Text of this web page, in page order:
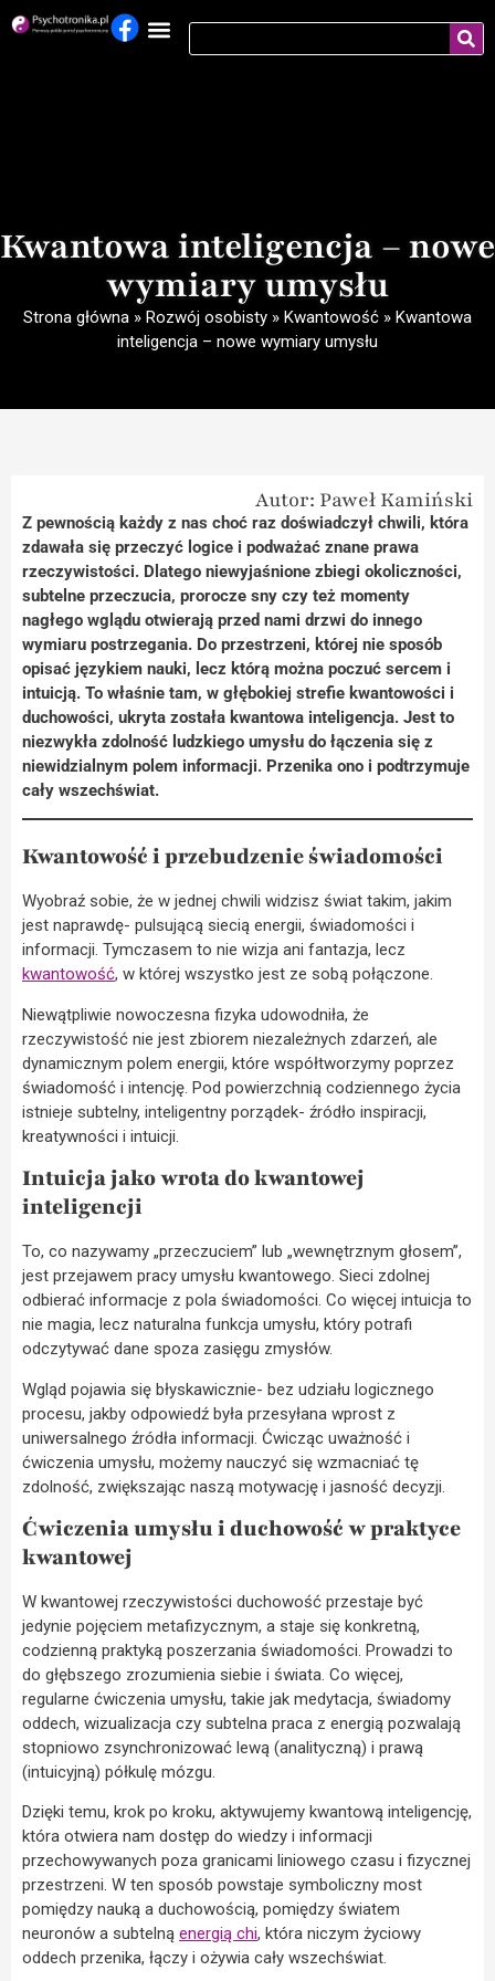
Kwantowa inteligencja – nowe
wymiary umysłu
Strona główna » Rozwój osobisty » Kwantowość » Kwantowa
inteligencja – nowe wymiary umysłu
Autor: Paweł Kamiński
Z pewnością każdy z nas choć raz doświadczył chwili, która
zdawała się przeczyć logice i podważać znane prawa
rzeczywistości. Dlatego niewyjaśnione zbiegi okoliczności,
subtelne przeczucia, prorocze sny czy też momenty
nagłego wglądu otwierają przed nami drzwi do innego
wymiaru postrzegania. Do przestrzeni, której nie sposób
opisać językiem nauki, lecz którą można poczuć sercem i
intuicją. To właśnie tam, w głębokiej strefie kwantowości i
duchowości, ukryta została kwantowa inteligencja. Jest to
niezwykła zdolność ludzkiego umysłu do łączenia się z
niewidzialnym polem informacji. Przenika ono i podtrzymuje
cały wszechświat.
Kwantowość i przebudzenie świadomości
Wyobraź sobie, że w jednej chwili widzisz świat takim, jakim
jest naprawdę- pulsującą siecią energii, świadomości i
informacji. Tymczasem to nie wizja ani fantazja, lecz
kwantowość, w której wszystko jest ze sobą połączone.
Niewątpliwie nowoczesna fizyka udowodniła, że
rzeczywistość nie jest zbiorem niezależnych zdarzeń, ale
dynamicznym polem energii, które współtworzymy poprzez
świadomość i intencję. Pod powierzchnią codziennego życia
istnieje subtelny, inteligentny porządek- źródło inspiracji,
kreatywności i intuicji.
Intuicja jako wrota do kwantowej
inteligencji
To, co nazywamy „przeczuciem” lub „wewnętrznym głosem”,
jest przejawem pracy umysłu kwantowego. Sieci zdolnej
odbierać informacje z pola świadomości. Co więcej intuicja to
nie magia, lecz naturalna funkcja umysłu, który potrafi
odczytywać dane spoza zasięgu zmysłów.
Wgląd pojawia się błyskawicznie- bez udziału logicznego
procesu, jakby odpowiedź była przesyłana wprost z
uniwersalnego źródła informacji. Ćwicząc uważność i
ćwiczenia umysłu, możemy nauczyć się wzmacniać tę
zdolność, zwiększając naszą motywację i jasność decyzji.
Ćwiczenia umysłu i duchowość w praktyce
kwantowej
W kwantowej rzeczywistości duchowość przestaje być
jedynie pojęciem metafizycznym, a staje się konkretną,
codzienną praktyką poszerzania świadomości. Prowadzi to
do głębszego zrozumienia siebie i świata. Co więcej,
regularne ćwiczenia umysłu, takie jak medytacja, świadomy
oddech, wizualizacja czy subtelna praca z energią pozwalają
stopniowo zsynchronizować lewą (analityczną) i prawą
(intuicyjną) półkulę mózgu.
Dzięki temu, krok po kroku, aktywujemy kwantową inteligencję,
która otwiera nam dostęp do wiedzy i informacji
przechowywanych poza granicami liniowego czasu i fizycznej
przestrzeni. W ten sposób powstaje symboliczny most
pomiędzy nauką a duchowością, pomiędzy światem
neuronów a subtelną energią chi, która niczym życiowy
oddech przenika, łączy i ożywia cały wszechświat.